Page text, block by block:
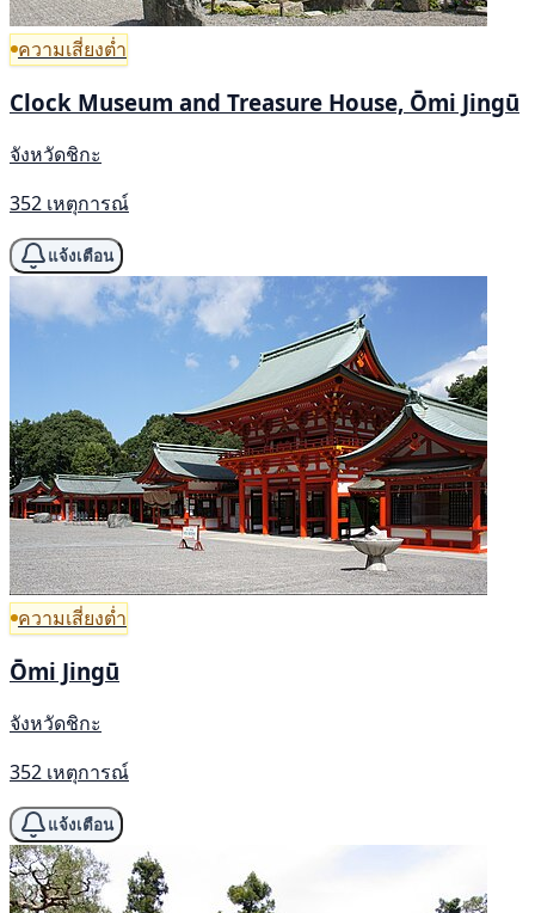
ความเสี่ยงต่ำ
Clock Museum and Treasure House, Ōmi Jingū
จังหวัดชิกะ
352 เหตุการณ์
แจ้งเตือน
ความเสี่ยงต่ำ
Ōmi Jingū
จังหวัดชิกะ
352 เหตุการณ์
แจ้งเตือน